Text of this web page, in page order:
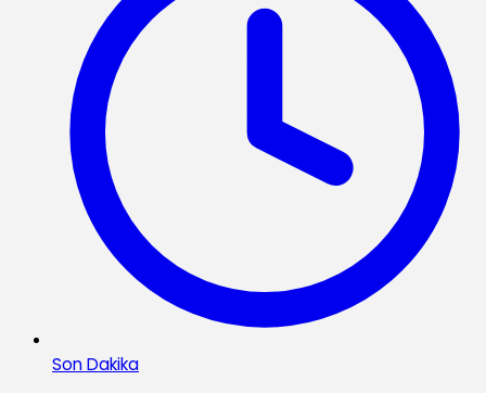
Son Dakika